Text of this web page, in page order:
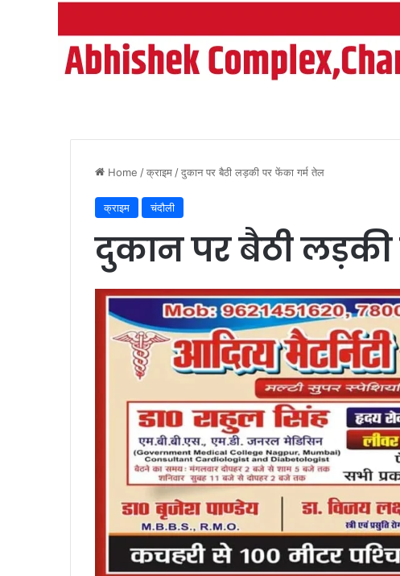
Home /क्राइम /दुकान पर बैठी लड़की पर फेंका गर्म तेल
क्राइम चंदौली
दुकान पर बैठी